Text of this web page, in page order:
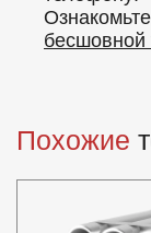
бесшовной
Похожие